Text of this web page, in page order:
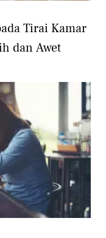
Tirai Kamar
dan Awet